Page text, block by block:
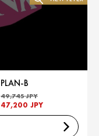
PLAN-B
49,745 JPY
47,200 JPY